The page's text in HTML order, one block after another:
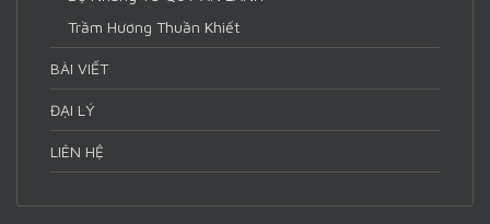
Trầm Hương Thuần Khiết
BÀI VIẾT
ĐẠI LÝ
LIÊN HỆ